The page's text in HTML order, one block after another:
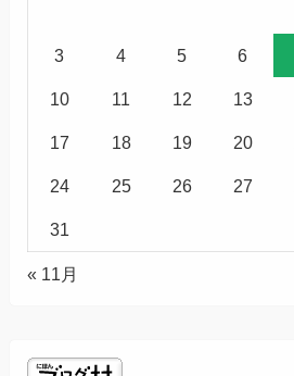
3 4 5 6
10 11 12 13
17 18 19 20
24 25 26 27
31
« 11月